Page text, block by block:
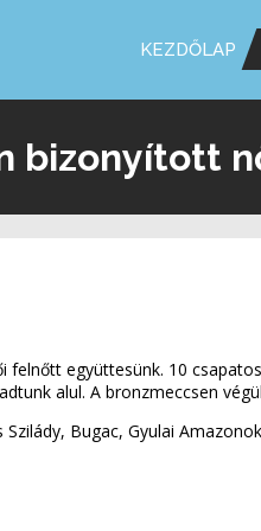
KEZDŐLAP
bizonyított
felnőtt együttesünk. 10
alul. A bronzmeccsen
Szilády, Bugac, Gyulai